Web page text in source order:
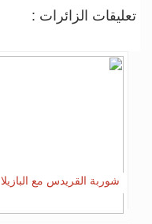
تعليقات الزائرات :
شوربة القريدس مع البازيلا